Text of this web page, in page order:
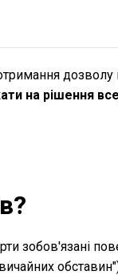
дозволу
на рішення
зобов'язані